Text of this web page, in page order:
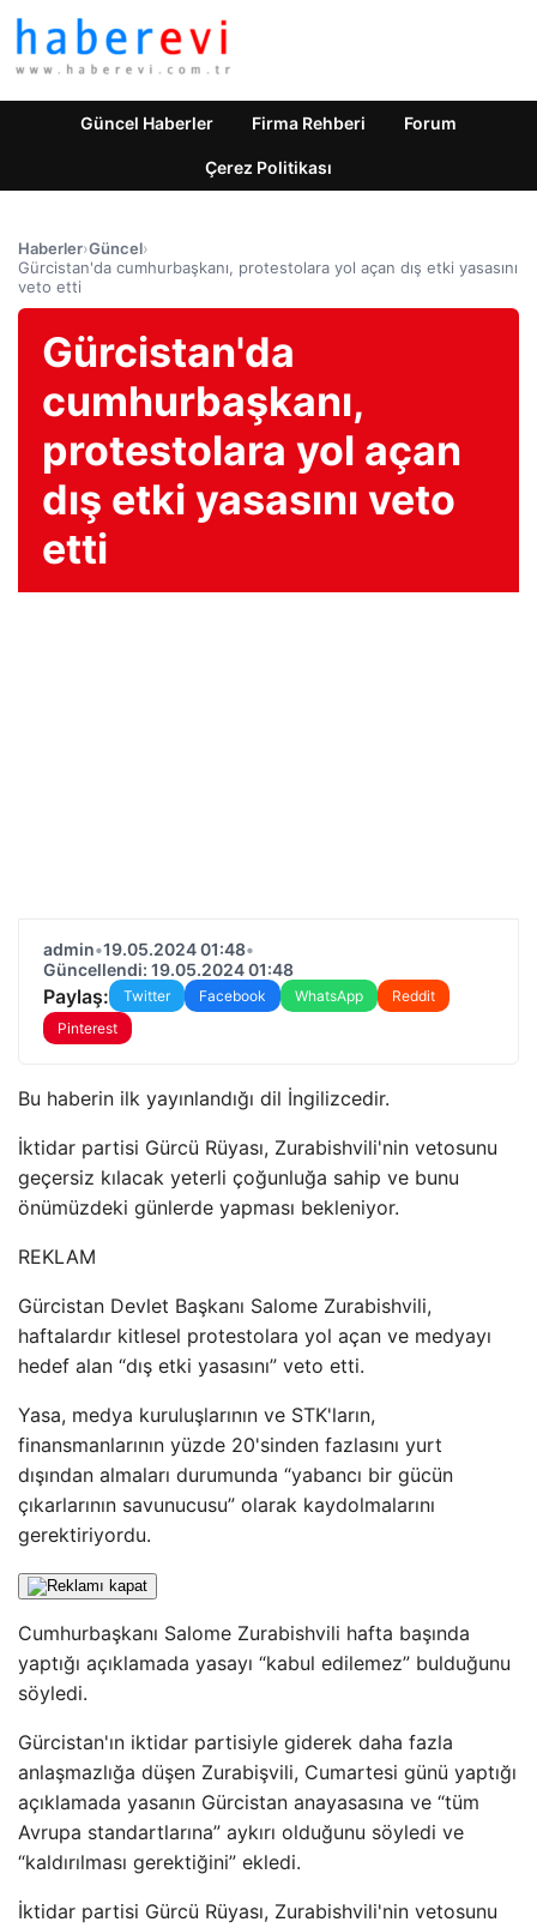
Güncel Haberler Firma Rehberi Forum
Çerez Politikası
Haberler›Güncel›
Gürcistan'da cumhurbaşkanı, protestolara yol açan dış etki yasasını
veto etti
Gürcistan'da
cumhurbaşkanı,
protestolara yol açan
dış etki yasasını veto
etti
admin•19.05.2024 01:48•
Güncellendi: 19.05.2024 01:48
Paylaş: Twitter Facebook WhatsApp
Reddit
Pinterest
Bu haberin ilk yayınlandığı dil İngilizcedir.
İktidar partisi Gürcü Rüyası, Zurabishvili'nin vetosunu
geçersiz kılacak yeterli çoğunluğa sahip ve bunu
önümüzdeki günlerde yapması bekleniyor.
REKLAM
Gürcistan Devlet Başkanı Salome Zurabishvili,
haftalardır kitlesel protestolara yol açan ve medyayı
hedef alan “dış etki yasasını” veto etti.
Yasa, medya kuruluşlarının ve STK'ların,
finansmanlarının yüzde 20'sinden fazlasını yurt
dışından almaları durumunda “yabancı bir gücün
çıkarlarının savunucusu” olarak kaydolmalarını
gerektiriyordu.
Cumhurbaşkanı Salome Zurabishvili hafta başında
yaptığı açıklamada yasayı “kabul edilemez” bulduğunu
söyledi.
Gürcistan'ın iktidar partisiyle giderek daha fazla
anlaşmazlığa düşen Zurabişvili, Cumartesi günü yaptığı
açıklamada yasanın Gürcistan anayasasına ve “tüm
Avrupa standartlarına” aykırı olduğunu söyledi ve
“kaldırılması gerektiğini” ekledi.
İktidar partisi Gürcü Rüyası, Zurabishvili'nin vetosunu